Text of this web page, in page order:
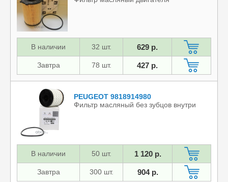
В наличии 32 шт. 629 р.
Завтра 78 шт. 427 р.
PEUGEOT 9818914980
Фильтр масляный без зубцов внутри
В наличии 50 шт. 1 120 р.
Завтра 300 шт. 904 р.